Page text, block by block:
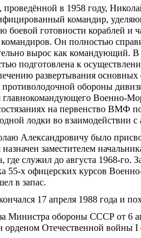
проведённой в 1958 году,
командир,
готовности кораблей и
Он полностью
вырос как командующий. В
подготовлена к
развертывания
противолодочной обороны
главнокомандующего Военно-
на первенство ВМФ
лодки во взаимодействии с
Александровичу было
заместителем
где служил до августа 1968-го.
55-х офицерских курсов
в запас.
17 апреля 1988 года и
Министра обороны СССР от 6
орденом Отечественной войны I